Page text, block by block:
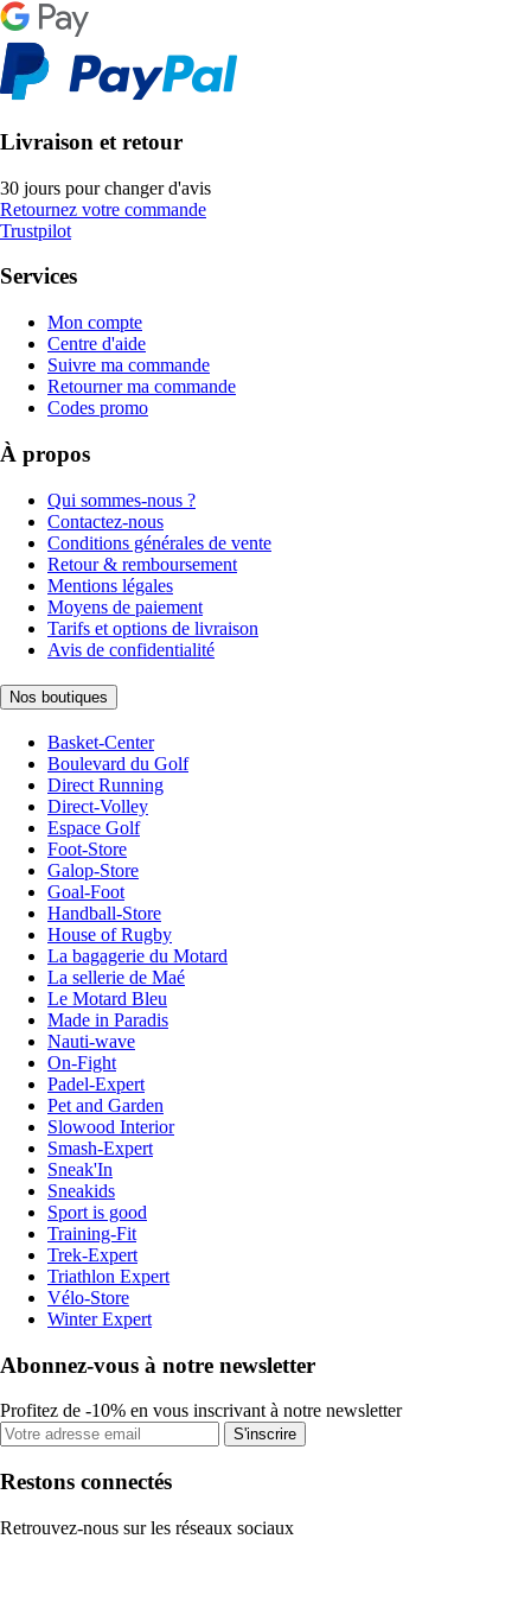
Livraison et retour
30 jours pour changer d'avis
Retournez votre commande
Trustpilot
Services
Mon compte
Centre d'aide
Suivre ma commande
Retourner ma commande
Codes promo
À propos
Qui sommes-nous ?
Contactez-nous
Conditions générales de vente
Retour & remboursement
Mentions légales
Moyens de paiement
Tarifs et options de livraison
Avis de confidentialité
Nos boutiques
Basket-Center
Boulevard du Golf
Direct Running
Direct-Volley
Espace Golf
Foot-Store
Galop-Store
Goal-Foot
Handball-Store
House of Rugby
La bagagerie du Motard
La sellerie de Maé
Le Motard Bleu
Made in Paradis
Nauti-wave
On-Fight
Padel-Expert
Pet and Garden
Slowood Interior
Smash-Expert
Sneak'In
Sneakids
Sport is good
Training-Fit
Trek-Expert
Triathlon Expert
Vélo-Store
Winter Expert
Abonnez-vous à notre newsletter
Profitez de -10% en vous inscrivant à notre newsletter
S'inscrire
Restons connectés
Retrouvez-nous sur les réseaux sociaux